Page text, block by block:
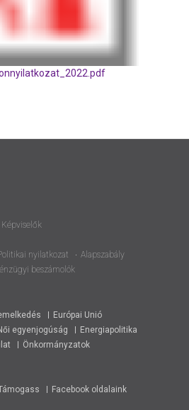
Képviselők
nyilatkozat
Alapszabály
beszámolók
Európai Unió
egyenjogúság
Energiapolitika
Önkormányzatok
Facebook oldalaink